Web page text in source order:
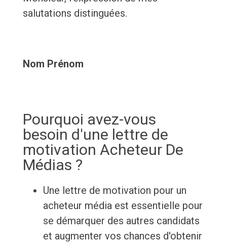
salutations distinguées.
Nom Prénom
Pourquoi avez-vous
besoin d'une lettre de
motivation Acheteur De
Médias ?
Une lettre de motivation pour un
acheteur média est essentielle pour
se démarquer des autres candidats
et augmenter vos chances d'obtenir